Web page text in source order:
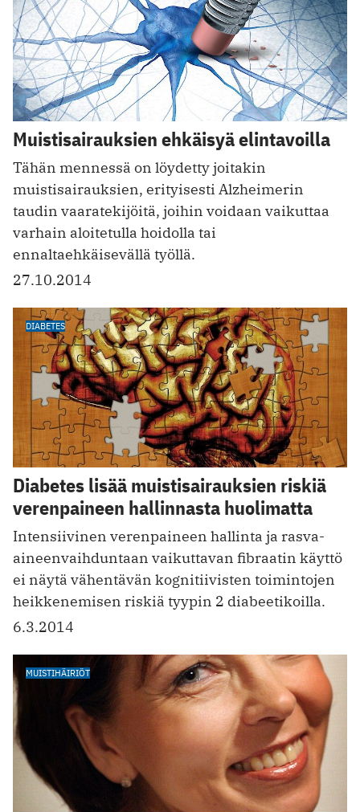
Muistisairauksien ehkäisyä elintavoilla
Tähän mennessä on löydetty joitakin
muistisairauksien, erityisesti Alzheimerin
taudin vaaratekijöitä, joihin voidaan vaikuttaa
varhain aloitetulla hoidolla tai
ennaltaehkäisevällä työllä.
27.10.2014
DIABETES
Diabetes lisää muistisairauksien riskiä
verenpaineen hallinnasta huolimatta
Intensiivinen verenpaineen hallinta ja rasva-
aineenvaihduntaan vaikuttavan fibraatin käyttö
ei näytä vähentävän kognitiivisten toimintojen
heikkenemisen riskiä tyypin 2 diabeetikoilla.
6.3.2014
MUISTIHÄIRIÖT